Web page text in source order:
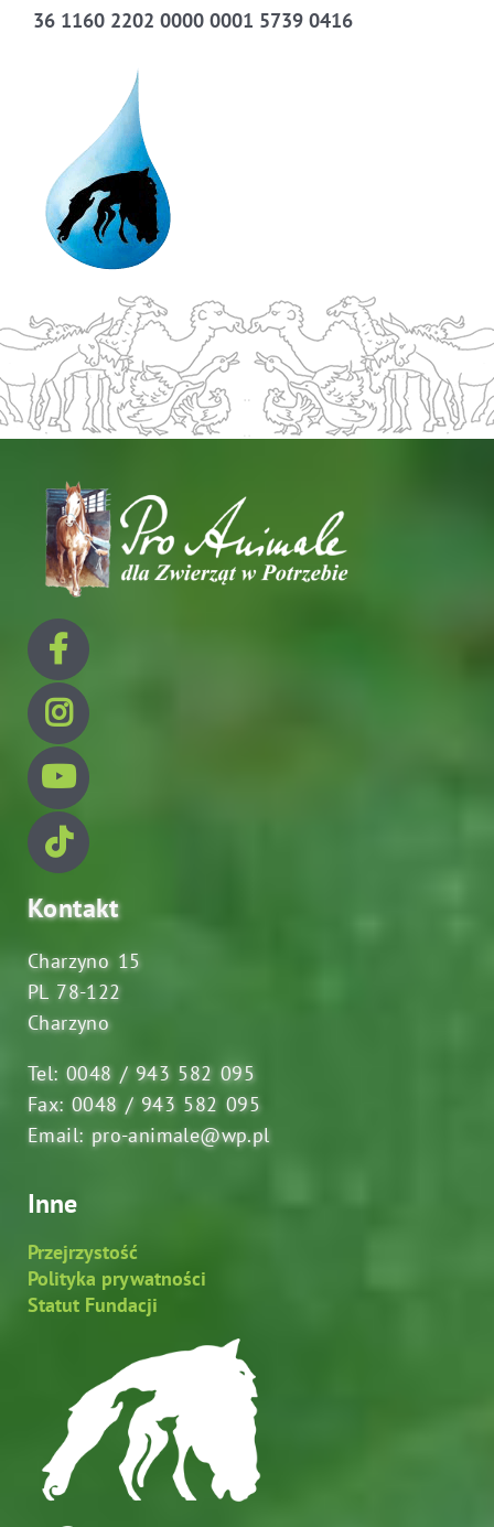
36 1160 2202 0000 0001 5739 0416
Kontakt
Charzyno 15
PL 78-122
Charzyno
Tel: 0048 / 943 582 095
Fax: 0048 / 943 582 095
Email: pro-animale@wp.pl
Inne
Przejrzystość
Polityka prywatności
Statut Fundacji